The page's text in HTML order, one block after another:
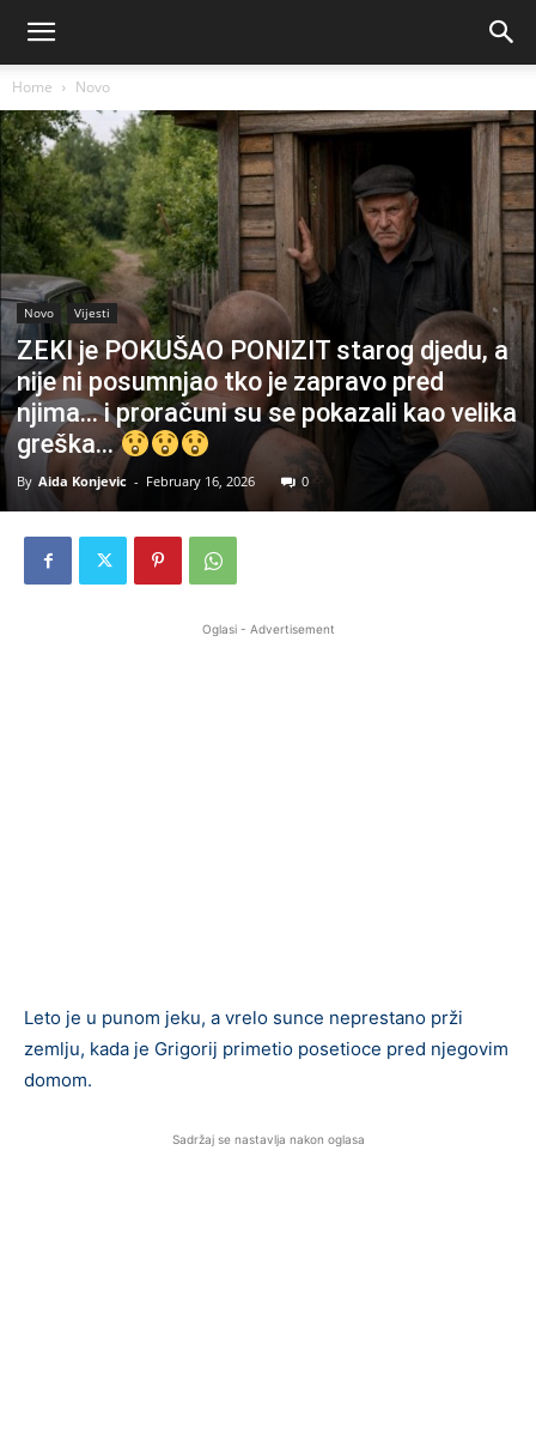
Home Novo
Novo Vijesti
ZEKI je POKUŠAO PONIZIT starog djedu, a
nije ni posumnjao tko je zapravo pred
njima… i proračuni su se pokazali kao velika
greška…
By Aida Konjevic - February 16, 2026 0
Oglasi - Advertisement
Leto je u punom jeku, a vrelo sunce neprestano prži
zemlju, kada je Grigorij primetio posetioce pred njegovim
domom.
Sadržaj se nastavlja nakon oglasa